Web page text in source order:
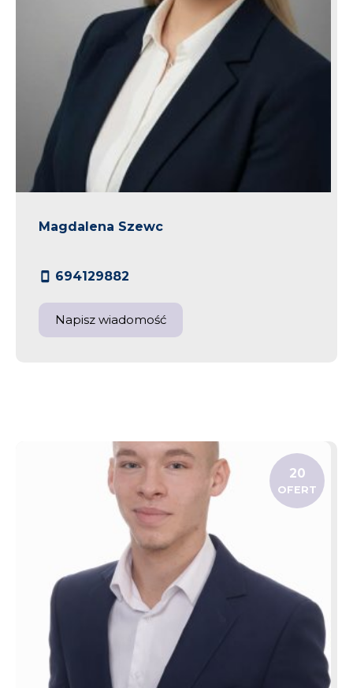
Magdalena Szewc
694129882
Napisz wiadomość
20
OFERT